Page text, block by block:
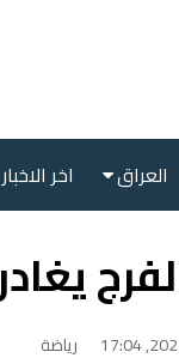
العراق
سياسة
محليات
اخر الاخبار
رياضة